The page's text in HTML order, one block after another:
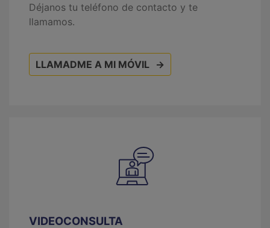
Déjanos tu teléfono de contacto y te
llamamos.
LLAMADME A MI MÓVIL
VIDEOCONSULTA